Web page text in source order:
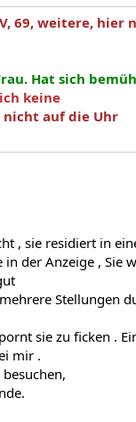
69, weitere,
Hat sich
keine
nicht auf die Uhr
, sie residiert in
der Anzeige , Sie
Stellungen
sie zu ficken .
mir .